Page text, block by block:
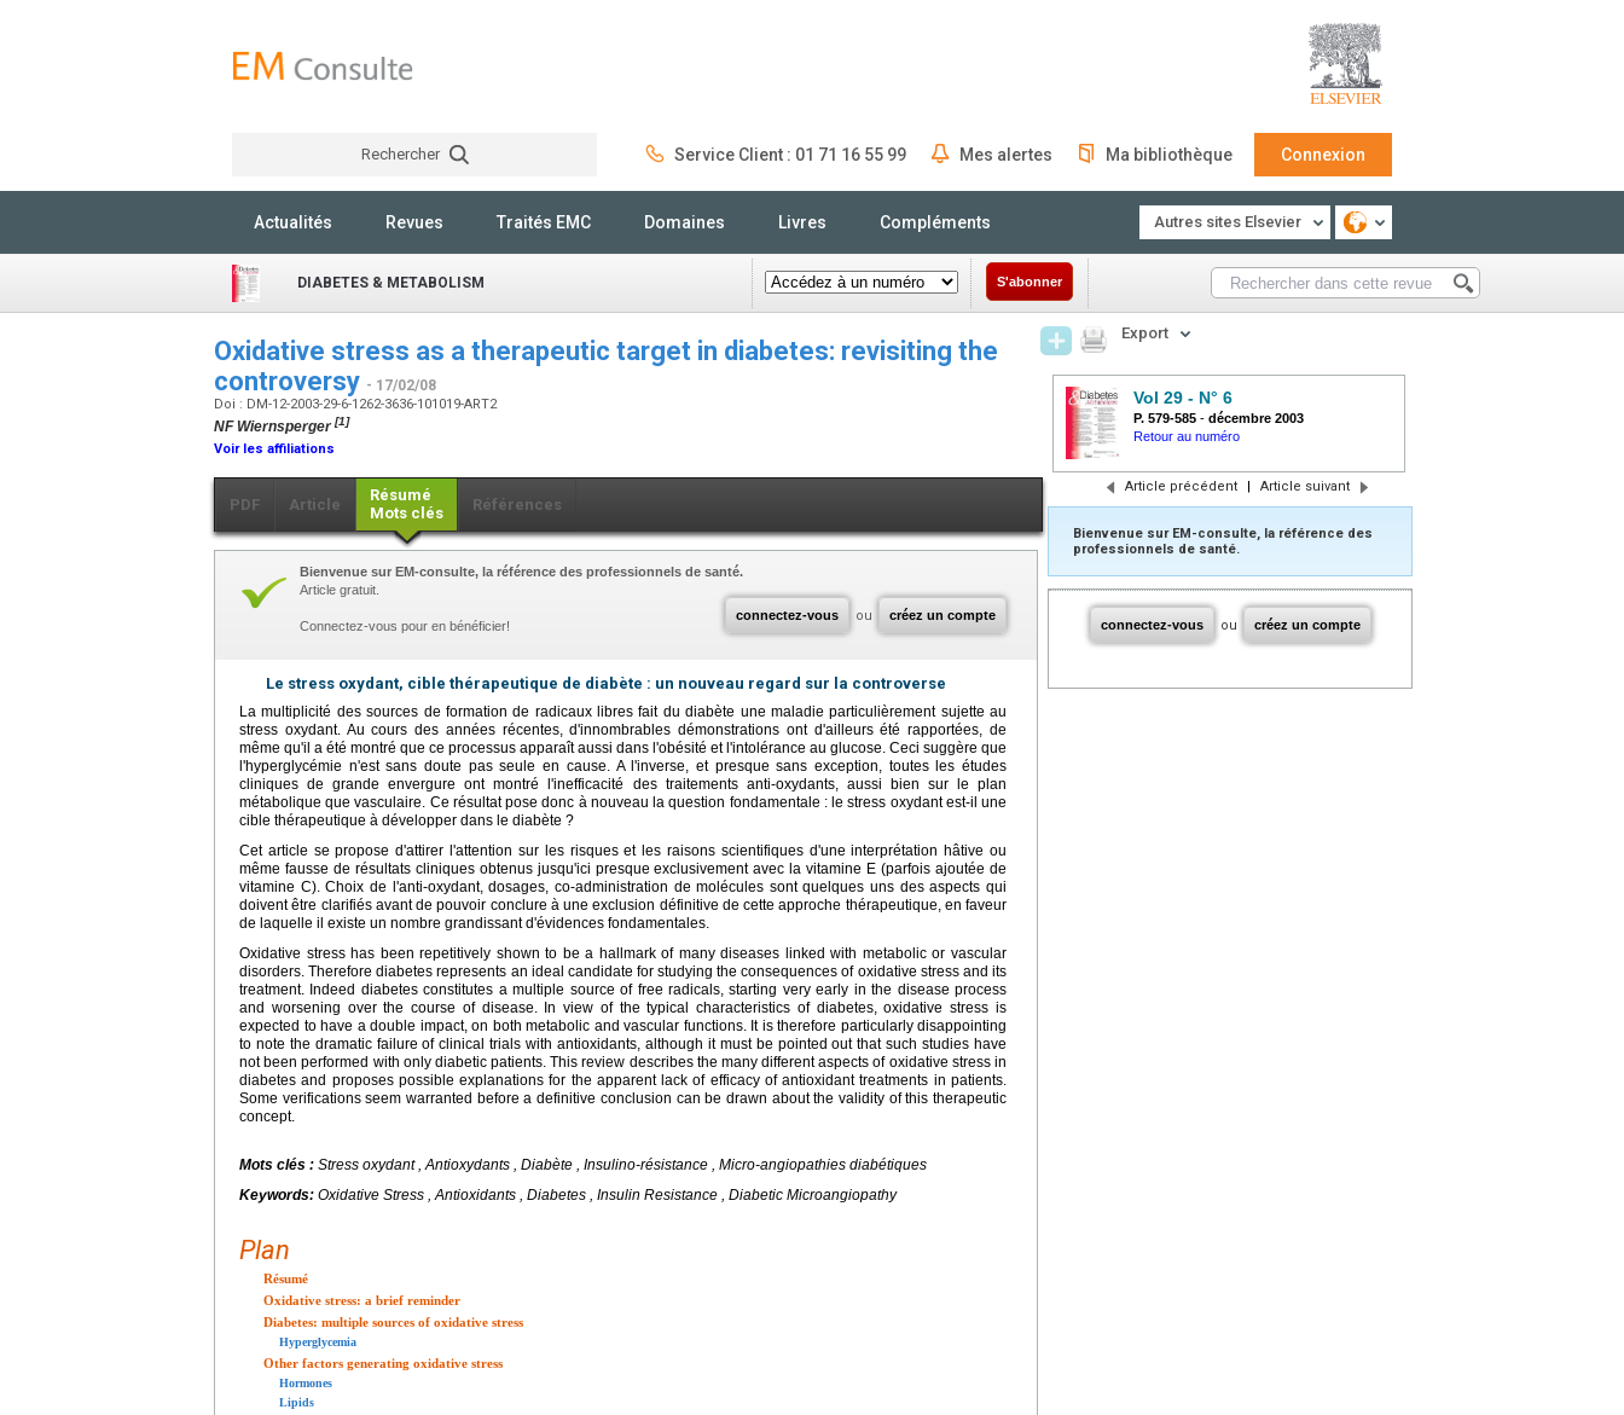
Rechercher Service Client : 01 71 16 55 99 Mes alertes Ma bibliothèque Connexion
Actualités Revues Traités EMC Domaines Livres Compléments Autres sites Elsevier
DIABETES & METABOLISM S'abonner
Oxidative stress as a therapeutic target in diabetes: revisiting the
controversy - 17/02/08
Doi : DM-12-2003-29-6-1262-3636-101019-ART2
NF Wiernsperger[1]
Voir les affiliations
PDF Article
Résumé
Mots clés
Références
connectez-vous ou créez un compte
Bienvenue sur EM-consulte, la référence des professionnels de santé.
Article gratuit.
Connectez-vous pour en bénéficier!
Le stress oxydant, cible thérapeutique de diabète : un nouveau regard sur la controverse
La multiplicité des sources de formation de radicaux libres fait du diabète une maladie particulièrement sujette au
stress oxydant. Au cours des années récentes, d'innombrables démonstrations ont d'ailleurs été rapportées, de
même qu'il a été montré que ce processus apparaît aussi dans l'obésité et l'intolérance au glucose. Ceci suggère que
l'hyperglycémie n'est sans doute pas seule en cause. A l'inverse, et presque sans exception, toutes les études
cliniques de grande envergure ont montré l'inefficacité des traitements anti-oxydants, aussi bien sur le plan
métabolique que vasculaire. Ce résultat pose donc à nouveau la question fondamentale : le stress oxydant est-il une
cible thérapeutique à développer dans le diabète ?
Cet article se propose d'attirer l'attention sur les risques et les raisons scientifiques d'une interprétation hâtive ou
même fausse de résultats cliniques obtenus jusqu'ici presque exclusivement avec la vitamine E (parfois ajoutée de
vitamine C). Choix de l'anti-oxydant, dosages, co-administration de molécules sont quelques uns des aspects qui
doivent être clarifiés avant de pouvoir conclure à une exclusion définitive de cette approche thérapeutique, en faveur
de laquelle il existe un nombre grandissant d'évidences fondamentales.
Oxidative stress has been repetitively shown to be a hallmark of many diseases linked with metabolic or vascular
disorders. Therefore diabetes represents an ideal candidate for studying the consequences of oxidative stress and its
treatment. Indeed diabetes constitutes a multiple source of free radicals, starting very early in the disease process
and worsening over the course of disease. In view of the typical characteristics of diabetes, oxidative stress is
expected to have a double impact, on both metabolic and vascular functions. It is therefore particularly disappointing
to note the dramatic failure of clinical trials with antioxidants, although it must be pointed out that such studies have
not been performed with only diabetic patients. This review describes the many different aspects of oxidative stress in
diabetes and proposes possible explanations for the apparent lack of efficacy of antioxidant treatments in patients.
Some verifications seem warranted before a definitive conclusion can be drawn about the validity of this therapeutic
concept.
Mots clés : Stress oxydant , Antioxydants , Diabète , Insulino-résistance , Micro-angiopathies diabétiques
Keywords: Oxidative Stress , Antioxidants , Diabetes , Insulin Resistance , Diabetic Microangiopathy
Plan
Résumé
Oxidative stress: a brief reminder
Diabetes: multiple sources of oxidative stress
Hyperglycemia
Other factors generating oxidative stress
Hormones
Lipids
Export
Vol 29 - N° 6
P. 579-585 - décembre 2003
Retour au numéro
Article précédent | Article suivant
Bienvenue sur EM-consulte, la référence des
professionnels de santé.
connectez-vous ou créez un compte